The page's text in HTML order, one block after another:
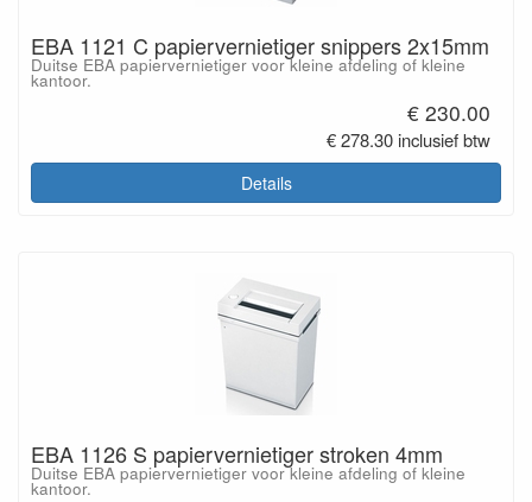
EBA 1121 C papiervernietiger snippers 2x15mm
Duitse EBA papiervernietiger voor kleine afdeling of kleine
kantoor.
€ 230.00
€ 278.30 inclusief btw
Details
EBA 1126 S papiervernietiger stroken 4mm
Duitse EBA papiervernietiger voor kleine afdeling of kleine
kantoor.